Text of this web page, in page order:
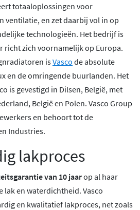
totaaloplossingen voor
ventilatie, en zet daarbij vol in op
technologieën. Het bedrijf is
richt zich voornamelijk op Europa.
isVasco de absolute
en de omringende buurlanden. Het
is gevestigd in Dilsen, België, met
België en Polen. Vasco Group
en behoort tot de
Industries.
lakproces
van 10 jaarop al haar
lak en waterdichtheid. Vasco
en kwalitatief lakproces, net zoals